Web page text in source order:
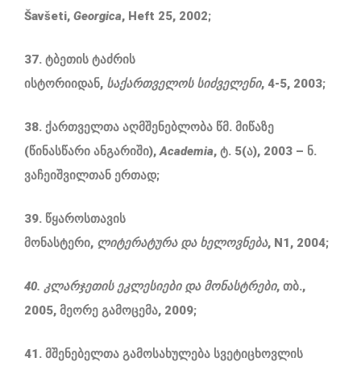
Šavšeti, Georgica, Heft 25, 2002;
37. ტბეთის ტაძრის
ისტორიიდან, საქართველოს სიძველენი, 4-5, 2003;
38. ქართველთა აღმშენებლობა წმ. მიწაზე
(წინასწარი ანგარიში),Academia, ტ. 5(ა), 2003 – ნ.
ვაჩეიშვილთან ერთად;
39. წყაროსთავის
მონასტერი, ლიტერატურა და ხელოვნება, N1, 2004;
40. კლარჯეთის ეკლესიები და მონასტრები, თბ.,
2005, მეორე გამოცემა, 2009;
41. მშენებელთა გამოსახულება სვეტიცხოვლის